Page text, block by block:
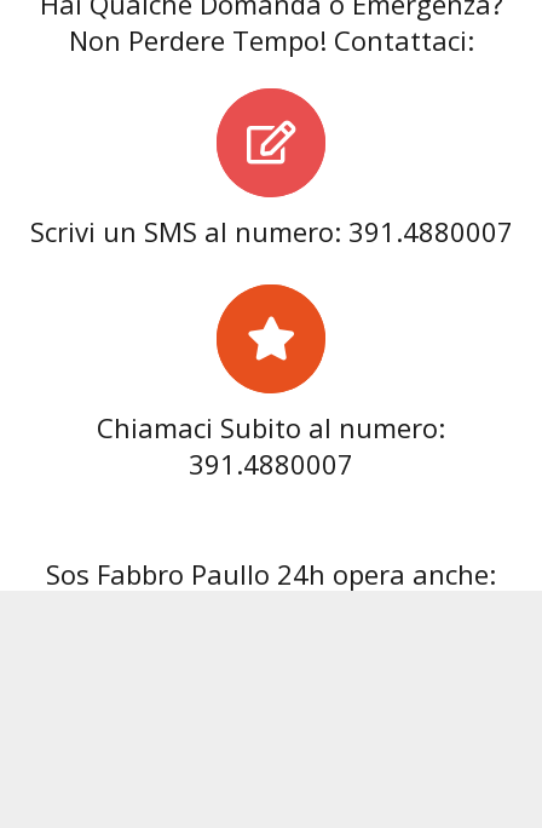
Non Perdere Tempo! Contattaci:
Scrivi un SMS al numero: 391.4880007
Chiamaci Subito al numero:
391.4880007
Sos Fabbro Paullo 24h opera anche: